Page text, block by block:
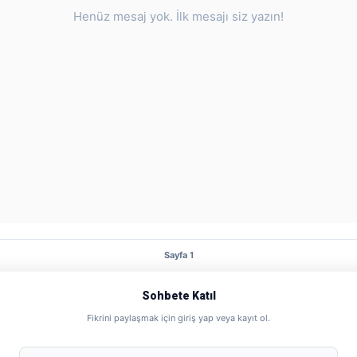
Henüz mesaj yok. İlk mesajı siz yazın!
Sayfa 1
Sohbete Katıl
Fikrini paylaşmak için giriş yap veya kayıt ol.